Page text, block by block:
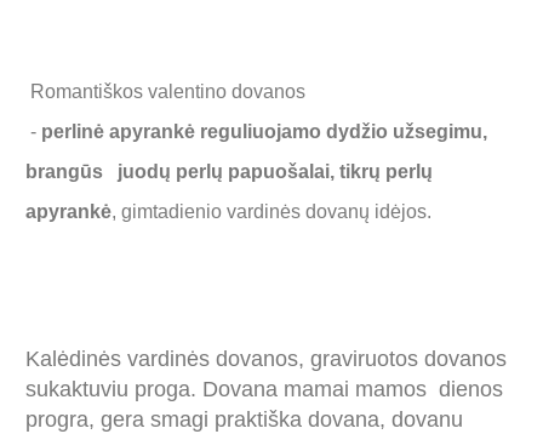
Romantiškos valentino dovanos
- perlinė apyrankė reguliuojamo dydžio užsegimu,
brangūs juodų perlų papuošalai, tikrų perlų
apyrankė, gimtadienio vardinės dovanų idėjos.
Kalėdinės vardinės dovanos, graviruotos dovanos
sukaktuviu proga. Dovana mamai mamos dienos
progra, gera smagi praktiška dovana, dovanu